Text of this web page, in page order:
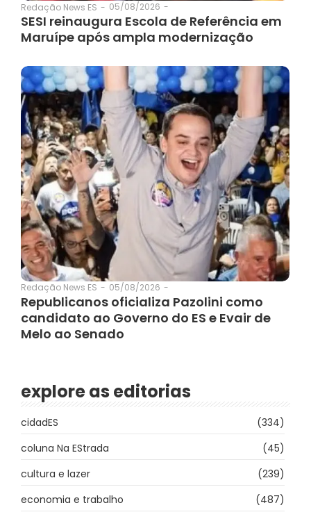
Redação News ES - 05/08/2026 -
SESI reinaugura Escola de Referência em
Maruípe após ampla modernização
Redação News ES - 05/08/2026 -
Republicanos oficializa Pazolini como
candidato ao Governo do ES e Evair de
Melo ao Senado
explore as editorias
cidadES
(334)
coluna Na EStrada
(45)
cultura e lazer
(239)
economia e trabalho
(487)